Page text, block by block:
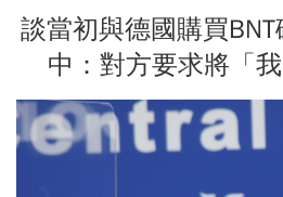
談當初與德國購買
中：對方要求將「